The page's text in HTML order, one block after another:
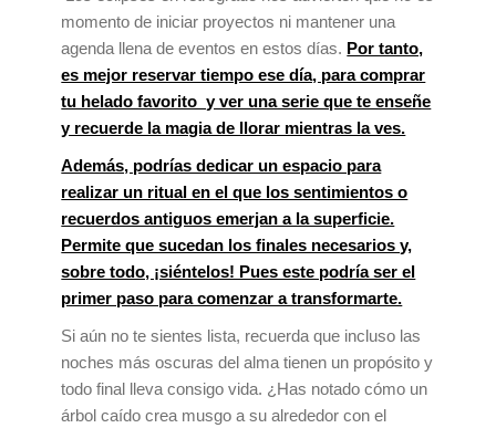
momento de iniciar proyectos ni mantener una
agenda llena de eventos en estos días. Por tanto,
es mejor reservar tiempo ese día, para comprar
tu helado favorito y ver una serie que te enseñe
y recuerde la magia de llorar mientras la ves.
Además, podrías dedicar un espacio para
realizar un ritual en el que los sentimientos o
recuerdos antiguos emerjan a la superficie.
Permite que sucedan los finales necesarios y,
sobre todo, ¡siéntelos! Pues este podría ser el
primer paso para comenzar a transformarte.
Si aún no te sientes lista, recuerda que incluso las
noches más oscuras del alma tienen un propósito y
todo final lleva consigo vida. ¿Has notado cómo un
árbol caído crea musgo a su alrededor con el